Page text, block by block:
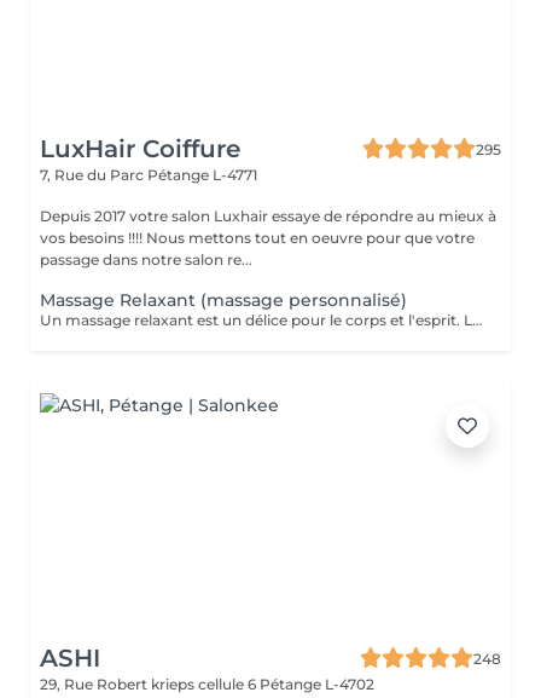
LuxHair Coiffure
295
7, Rue du Parc Pétange L-4771
Depuis 2017 votre salon Luxhair essaye de répondre au mieux à
vos besoins !!!! Nous mettons tout en oeuvre pour que votre
passage dans notre salon re...
Massage Relaxant (massage personnalisé)
Un massage relaxant est un délice pour le corps et l'esprit. Le massage est la méthode la plus ancienne pour se régénérer, un moyen simple de retrouver un état d'esprit serein en un instant. Pour être au top de votre forme au quotidien, il est important de vous réserver un peu de temps pour vous. Rechargez vos batteries et dites bye bye au stress !
ASHI
248
29, Rue Robert krieps cellule 6 Pétange L-4702